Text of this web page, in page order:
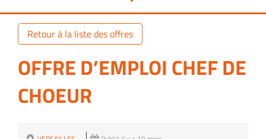
Retour à la liste des offres
OFFRE D’EMPLOI CHEF DE
CHOEUR